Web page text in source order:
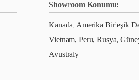
Showroom Konumu:
Kanada, Amerika Birleşik
Vietnam, Peru, Rusya,
Avustraly